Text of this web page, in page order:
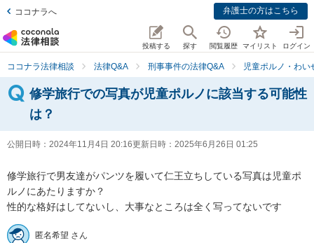
ココナラへ 弁護士の方はこちら
投稿する 探す 閲覧履歴 マイリスト ログイン
ココナラ法律相談 法律Q&A 刑事事件の法律Q&A 児童ポルノ・わ
修学旅行での写真が児童ポルノに該当する可能性
は？
公開日時： 2024年11月4日 20:16更新日時： 2025年6月26日 01:25
修学旅行で男友達がパンツを履いて仁王立ちしている写真は児童ポ
ルノにあたりますか？
性的な格好はしてないし、大事なところは全く写ってないです
匿名希望 さん